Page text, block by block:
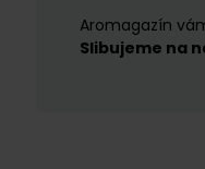
Aromagazín
Slibujeme na